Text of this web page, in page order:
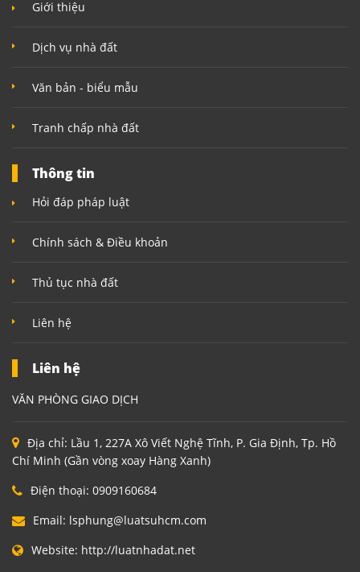
Giới thiệu
Dịch vụ nhà đất
Văn bản - biểu mẫu
Tranh chấp nhà đất
Thông tin
Hỏi đáp pháp luật
Chính sách & Điều khoản
Thủ tục nhà đất
Liên hệ
Liên hệ
VĂN PHÒNG GIAO DỊCH
Địa chỉ: Lầu 1, 227A Xô Viết Nghệ Tĩnh, P. Gia Định, Tp. Hồ
Chí Minh (Gần vòng xoay Hàng Xanh)
Điện thoại: 0909160684
Email: lsphung@luatsuhcm.com
Website: http://luatnhadat.net